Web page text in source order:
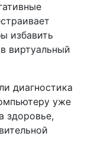
избавить
виртуальный
диагностика
уже
здоровье,